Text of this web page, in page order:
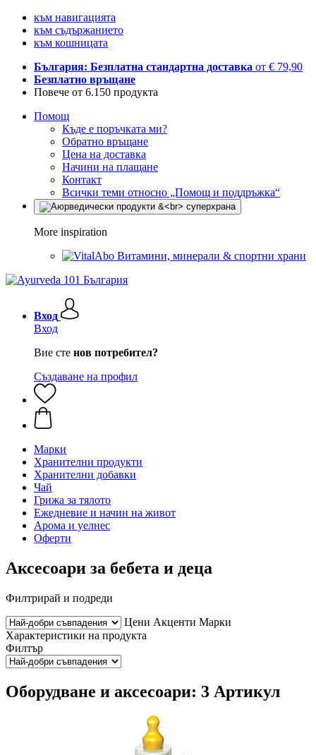
към навигацията
към съдържанието
към кошницата
България: Безплатна стандартна доставка от € 79,90
Безплатно връщане
Повече от 6.150 продукта
Помощ
Къде е поръчката ми?
Обратно връщане
Цена на доставка
Начини на плащане
Контакт
Всички теми относно „Помощ и поддръжка“
More inspiration
Витамини, минерали & спортни храни
Вход
Вход
Вие сте нов потребител?
Създаване на профил
Марки
Хранителни продукти
Хранителни добавки
Чай
Грижа за тялото
Ежедневие и начин на живот
Арома и уелнес
Оферти
Аксесоари за бебета и деца
Филтрирай и подреди
Цени Акценти Марки
Характеристики на продукта
Филтър
Оборудване и аксесоари: 3 Артикул